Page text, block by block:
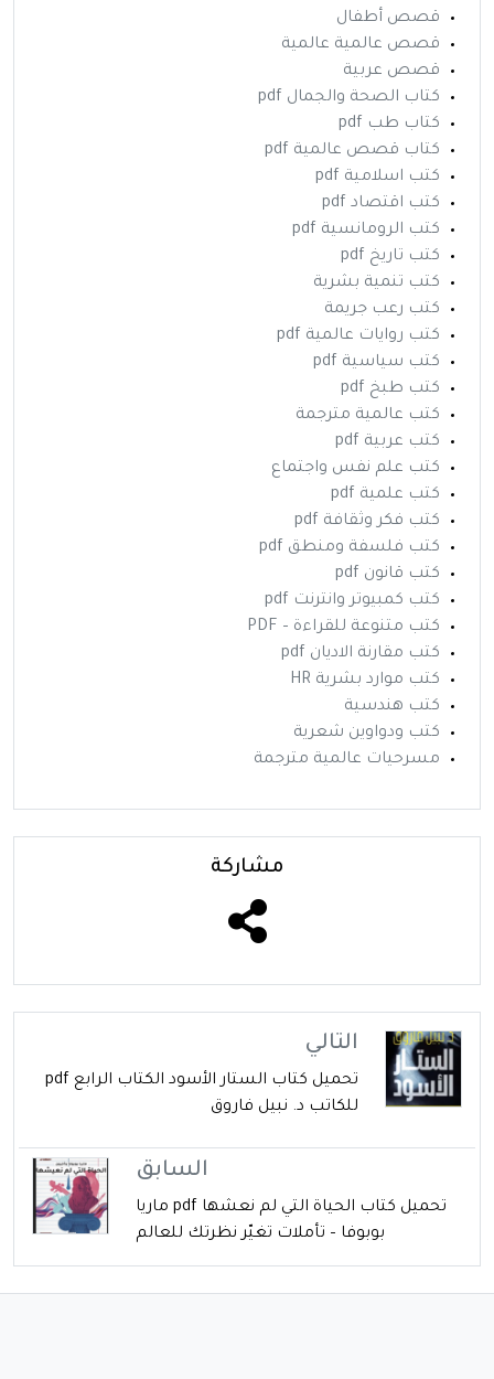
قصص أطفال
قصص عالمية عالمية
قصص عربية
كتاب الصحة والجمال pdf
كتاب طب pdf
كتاب قصص عالمية pdf
كتب اسلامية pdf
كتب اقتصاد pdf
كتب الرومانسية pdf
كتب تاريخ pdf
كتب تنمية بشرية
كتب رعب جريمة
كتب روايات عالمية pdf
كتب سياسية pdf
كتب طبخ pdf
كتب عالمية مترجمة
كتب عربية pdf
كتب علم نفس واجتماع
كتب علمية pdf
كتب فكر وثقافة pdf
كتب فلسفة ومنطق pdf
كتب قانون pdf
كتب كمبيوتر وانترنت pdf
كتب متنوعة للقراءة – PDF
كتب مقارنة الاديان pdf
كتب موارد بشرية HR
كتب هندسية
كتب ودواوين شعرية
مسرحيات عالمية مترجمة
مشاركة
التالي
تحميل كتاب الستار الأسود الكتاب الرابع pdf
للكاتب د. نبيل فاروق
السابق
تحميل كتاب الحياة التي لم نعشها pdf ماريا
بوبوفا – تأملات تغيّر نظرتك للعالم